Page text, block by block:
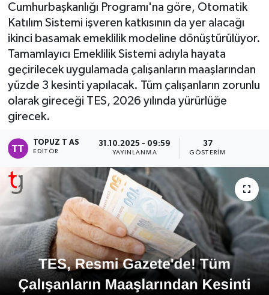
Cumhurbaşkanlığı Programı'na göre, Otomatik
Katılım Sistemi işveren katkısının da yer alacağı
ikinci basamak emeklilik modeline dönüştürülüyor.
Tamamlayıcı Emeklilik Sistemi adıyla hayata
geçirilecek uygulamada çalışanların maaşlarından
yüzde 3 kesinti yapılacak. Tüm çalışanların zorunlu
olarak gireceği TES, 2026 yılında yürürlüğe
girecek.
TOPUZ T AS
EDITÖR
31.10.2025 - 09:59
YAYINLANMA
37
GÖSTERIM
TÜRKİYE